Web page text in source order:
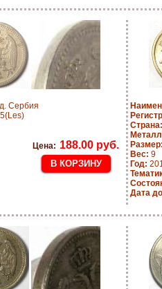
Сербия
Цена: 188.00 руб.
Страна:
Размер:
Вес: 9
Год:
Дата